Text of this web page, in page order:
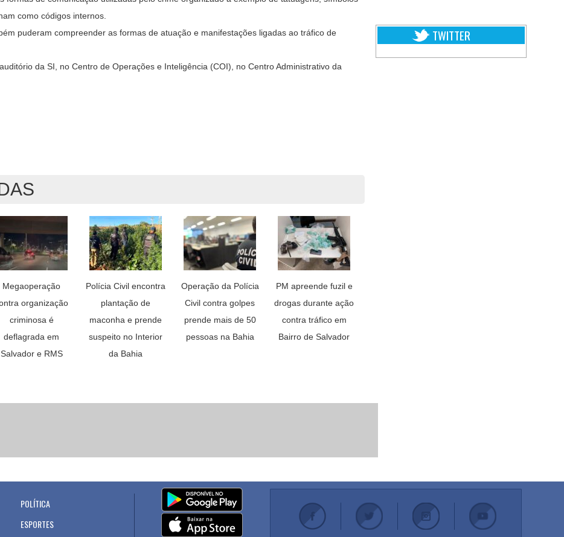
como códigos internos.
puderam compreender as formas de atuação e manifestações ligadas ao tráfico de
da SI, no Centro de Operações e Inteligência (COI), no Centro Administrativo da
Megaoperação
organização
criminosa é
deflagrada em
Salvador e RMS
Polícia Civil encontra
plantação de
maconha e prende
suspeito no Interior
da Bahia
Operação da Polícia
Civil contra golpes
prende mais de 50
pessoas na Bahia
PM apreende fuzil e
drogas durante ação
contra tráfico em
Bairro de Salvador
TWITTER
POLÍTICA
ESPORTES